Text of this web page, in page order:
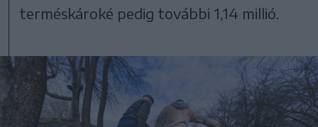
terméskároké pedig további 1,14 millió.